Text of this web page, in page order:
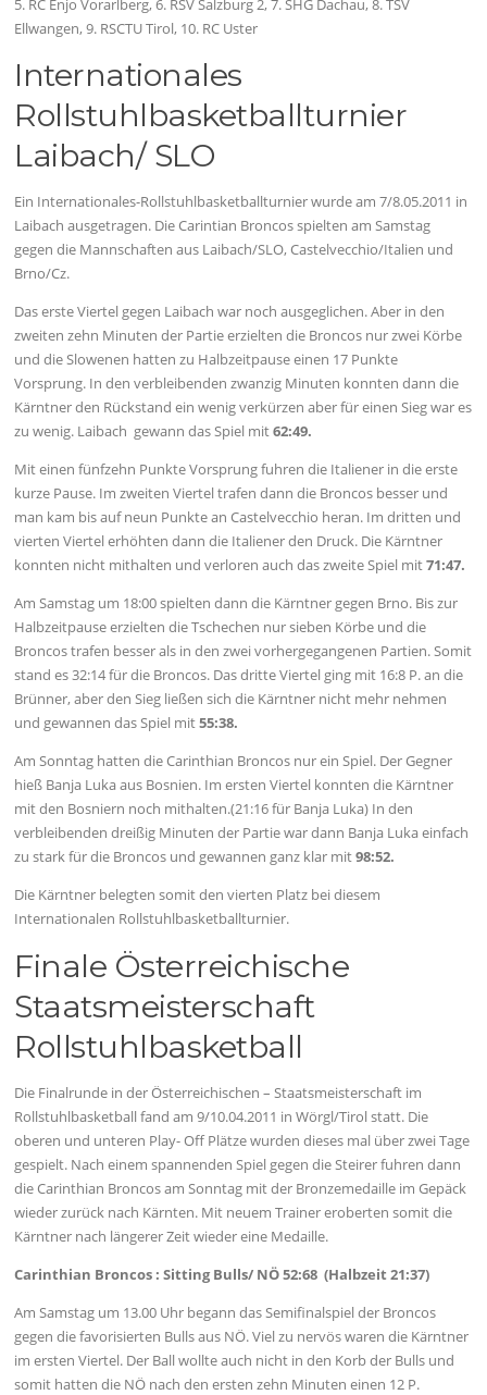
Ellwangen, 9. RSCTU Tirol, 10. RC Uster
Internationales
Rollstuhlbasketballturnier
Laibach/ SLO
Ein Internationales-Rollstuhlbasketballturnier wurde am 7/8.05.2011 in
Laibach ausgetragen. Die Carintian Broncos spielten am Samstag
gegen die Mannschaften aus Laibach/SLO, Castelvecchio/Italien und
Brno/Cz.
Das erste Viertel gegen Laibach war noch ausgeglichen. Aber in den
zweiten zehn Minuten der Partie erzielten die Broncos nur zwei Körbe
und die Slowenen hatten zu Halbzeitpause einen 17 Punkte
Vorsprung. In den verbleibenden zwanzig Minuten konnten dann die
Kärntner den Rückstand ein wenig verkürzen aber für einen Sieg war es
zu wenig. Laibach gewann das Spiel mit62:49.
Mit einen fünfzehn Punkte Vorsprung fuhren die Italiener in die erste
kurze Pause. Im zweiten Viertel trafen dann die Broncos besser und
man kam bis auf neun Punkte an Castelvecchio heran. Im dritten und
vierten Viertel erhöhten dann die Italiener den Druck. Die Kärntner
konnten nicht mithalten und verloren auch das zweite Spiel mit71:47.
Am Samstag um 18:00 spielten dann die Kärntner gegen Brno. Bis zur
Halbzeitpause erzielten die Tschechen nur sieben Körbe und die
Broncos trafen besser als in den zwei vorhergegangenen Partien. Somit
stand es 32:14 für die Broncos. Das dritte Viertel ging mit 16:8 P. an die
Brünner, aber den Sieg ließen sich die Kärntner nicht mehr nehmen
und gewannen das Spiel mit55:38.
Am Sonntag hatten die Carinthian Broncos nur ein Spiel. Der Gegner
hieß Banja Luka aus Bosnien. Im ersten Viertel konnten die Kärntner
mit den Bosniern noch mithalten.(21:16 für Banja Luka) In den
verbleibenden dreißig Minuten der Partie war dann Banja Luka einfach
zu stark für die Broncos und gewannen ganz klar mit98:52.
Die Kärntner belegten somit den vierten Platz bei diesem
Internationalen Rollstuhlbasketballturnier.
Finale Österreichische
Staatsmeisterschaft
Rollstuhlbasketball
Die Finalrunde in der Österreichischen – Staatsmeisterschaft im
Rollstuhlbasketball fand am 9/10.04.2011 in Wörgl/Tirol statt. Die
oberen und unteren Play- Off Plätze wurden dieses mal über zwei Tage
gespielt. Nach einem spannenden Spiel gegen die Steirer fuhren dann
die Carinthian Broncos am Sonntag mit der Bronzemedaille im Gepäck
wieder zurück nach Kärnten. Mit neuem Trainer eroberten somit die
Kärntner nach längerer Zeit wieder eine Medaille.
Carinthian Broncos : Sitting Bulls/ NÖ 52:68 (Halbzeit 21:37)
Am Samstag um 13.00 Uhr begann das Semifinalspiel der Broncos
gegen die favorisierten Bulls aus NÖ. Viel zu nervös waren die Kärntner
im ersten Viertel. Der Ball wollte auch nicht in den Korb der Bulls und
somit hatten die NÖ nach den ersten zehn Minuten einen 12 P.